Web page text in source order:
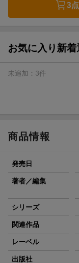
3
お気に入り新着
未追加： 3件
商品情報
発売日
著者／編集
シリーズ
関連作品
レーベル
出版社